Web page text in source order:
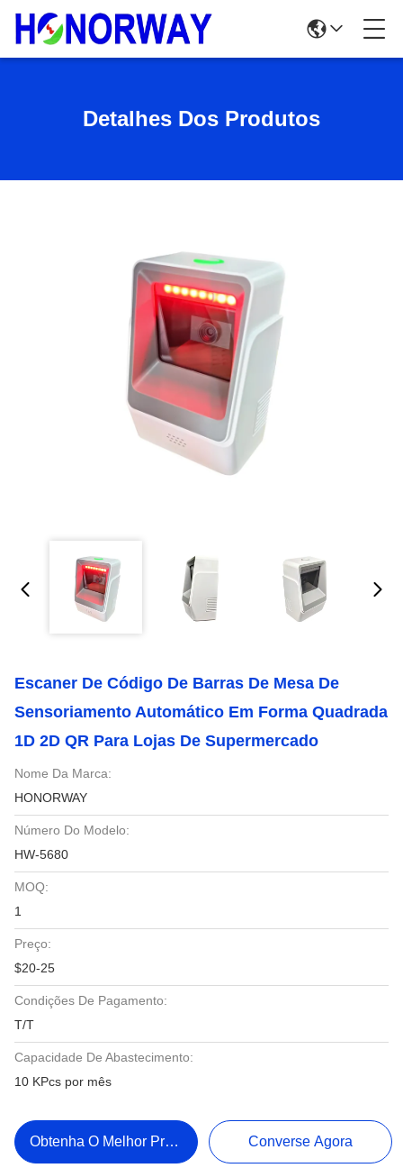
Detalhes Dos Produtos
Escaner De Código De Barras De Mesa De
Sensoriamento Automático Em Forma Quadrada
1D 2D QR Para Lojas De Supermercado
Nome Da Marca:
HONORWAY
Número Do Modelo:
HW-5680
MOQ:
1
Preço:
$20-25
Condições De Pagamento:
T/T
Capacidade De Abastecimento:
10 KPcs por mês
Obtenha O Melhor Preço Converse Agora